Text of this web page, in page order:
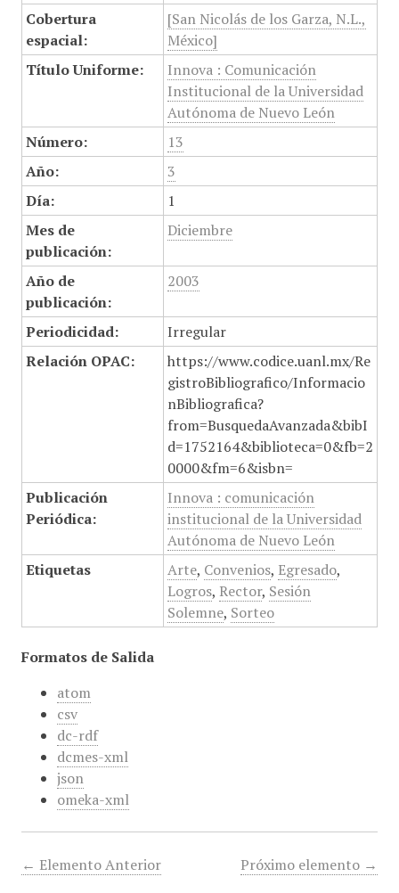
Cobertura
espacial:
[San Nicolás de los Garza, N.L.,
México]
Título Uniforme:
Innova : Comunicación
Institucional de la Universidad
Autónoma de Nuevo León
Número:
13
Año:
3
Día:
1
Mes de
publicación:
Diciembre
Año de
publicación:
2003
Periodicidad:
Irregular
Relación OPAC:
https://www.codice.uanl.mx/Re
gistroBibliografico/Informacio
nBibliografica?
from=BusquedaAvanzada&bibI
d=1752164&biblioteca=0&fb=2
0000&fm=6&isbn=
Publicación
Periódica:
Innova : comunicación
institucional de la Universidad
Autónoma de Nuevo León
Etiquetas
Arte, Convenios, Egresado,
Logros, Rector, Sesión
Solemne, Sorteo
Formatos de Salida
atom
csv
dc-rdf
dcmes-xml
json
omeka-xml
← Elemento Anterior Próximo elemento →